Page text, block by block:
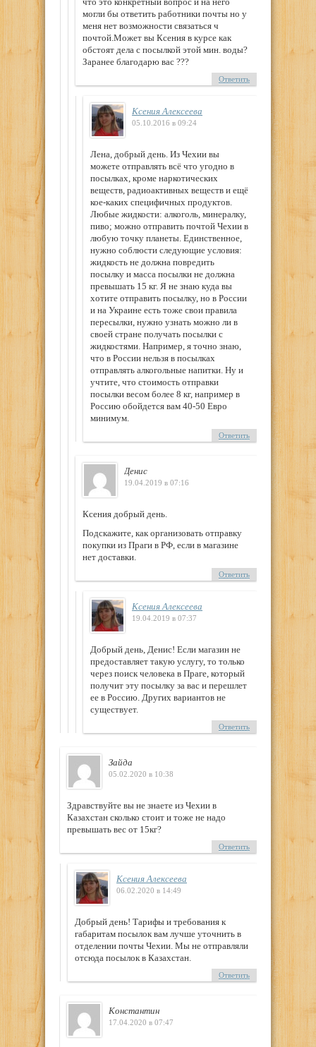
могли бы ответить работники почты но у
меня нет возможности связаться ч
почтой.Может вы Ксения в курсе как
обстоят дела с посылкой этой мин. воды?
Заранее благодарю вас ???
Ответить
Ксения Алексеева
05.10.2016 в 09:24
Лена, добрый день. Из Чехии вы
можете отправлять всё что угодно в
посылках, кроме наркотических
веществ, радиоактивных веществ и ещё
кое-каких специфичных продуктов.
Любые жидкости: алкоголь, минералку,
пиво; можно отправить почтой Чехии в
любую точку планеты. Единственное,
нужно соблюсти следующие условия:
жидкость не должна повредить
посылку и масса посылки не должна
превышать 15 кг. Я не знаю куда вы
хотите отправить посылку, но в России
и на Украине есть тоже свои правила
пересылки, нужно узнать можно ли в
своей стране получать посылки с
жидкостями. Например, я точно знаю,
что в России нельзя в посылках
отправлять алкогольные напитки. Ну и
учтите, что стоимость отправки
посылки весом более 8 кг, например в
Россию обойдется вам 40-50 Евро
минимум.
Ответить
Денис
19.04.2019 в 07:16
Ксения добрый день.
Подскажите, как организовать отправку
покупки из Праги в РФ, если в магазине
нет доставки.
Ответить
Ксения Алексеева
19.04.2019 в 07:37
Добрый день, Денис! Если магазин не
предоставляет такую услугу, то только
через поиск человека в Праге, который
получит эту посылку за вас и перешлет
ее в Россию. Других вариантов не
существует.
Ответить
Зайда
05.02.2020 в 10:38
Здравствуйте вы не знаете из Чехии в
Казахстан сколько стоит и тоже не надо
превышать вес от 15кг?
Ответить
Ксения Алексеева
06.02.2020 в 14:49
Добрый день! Тарифы и требования к
габаритам посылок вам лучше уточнить в
отделении почты Чехии. Мы не отправляли
отсюда посылок в Казахстан.
Ответить
Константин
17.04.2020 в 07:47